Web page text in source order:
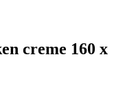
creme 160 x